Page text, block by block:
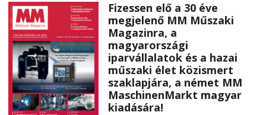
Fizessen elő a 30 éve
megjelenő MM Műszaki
Magazinra, a
magyarországi
iparvállalatok és a hazai
műszaki élet közismert
szaklapjára, a német MM
MaschinenMarkt magyar
kiadására!